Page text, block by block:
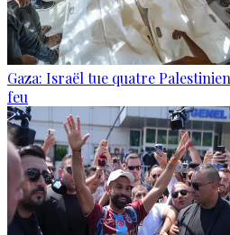
Gaza: Israël tue quatre
feu